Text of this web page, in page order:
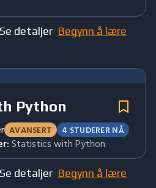
Se detaljer Begynn å lære
Python
AVANSERT 4 STUDERER NÅ
Statistics with Python
Se detaljer Begynn å lære